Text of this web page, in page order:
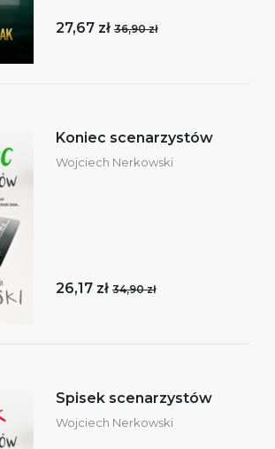
27,67 zł 36,90 zł
Koniec scenarzystów
Wojciech Nerkowski
26,17 zł 34,90 zł
Spisek scenarzystów
Wojciech Nerkowski